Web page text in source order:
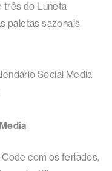
três do Luneta
paletas sazonais,
Social Media
com os feriados,